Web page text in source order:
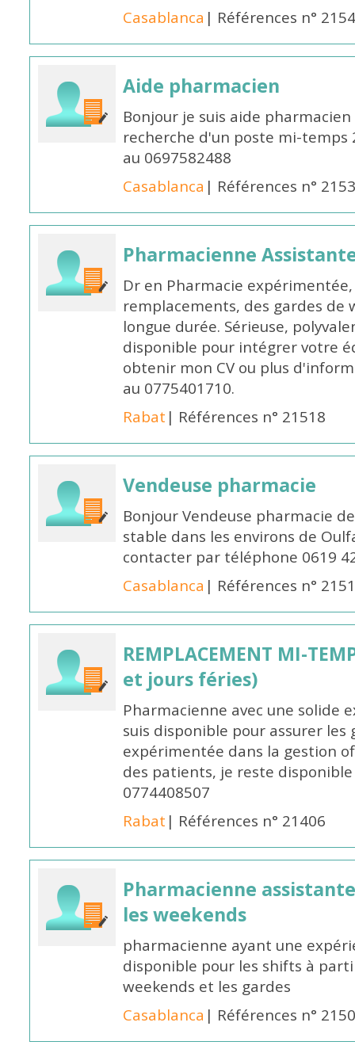
Casablanca | Références n°
Aide pharmacien
Bonjour je suis aide
recherche d'un poste mi-temps
au 0697582488
Casablanca | Références n°
Pharmacienne
Dr en Pharmacie
remplacements, des gardes de
longue durée. Sérieuse,
disponible pour intégrer votre
obtenir mon CV ou plus
au 0775401710.
Rabat | Références n° 21518
Vendeuse pharmacie
Bonjour Vendeuse pharmacie
stable dans les environs de
contacter par téléphone 0619
Casablanca | Références n°
REMPLACEMENT MI-
et jours féries)
Pharmacienne avec une solide
suis disponible pour assurer les
expérimentée dans la gestion
des patients, je reste
0774408507
Rabat | Références n° 21406
Pharmacienne
les weekends
pharmacienne ayant une
disponible pour les shifts à
weekends et les gardes
Casablanca | Références n°